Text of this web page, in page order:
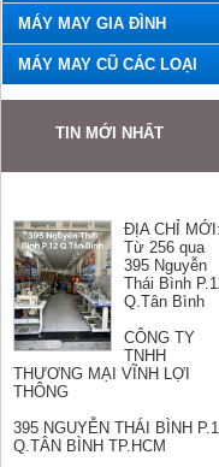
MÁY MAY GIA ĐÌNH
MÁY MAY CŨ CÁC LOẠI
TIN MỚI NHẤT
Từ 256 qua
395 Nguyễn
Thái Bình P.12
Q.Tân Bình
TNHH
THƯƠNG MẠI VĨNH LỢI
THÔNG
Q.TÂN BÌNH TP.HCM